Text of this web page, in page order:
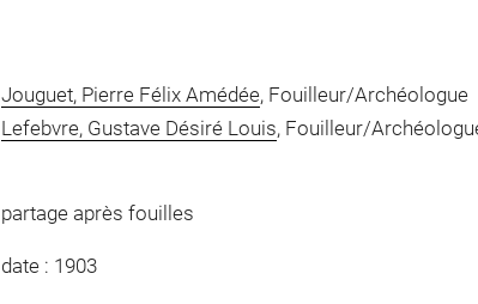
Jouguet, Pierre Félix Amédée, Fouilleur/Archéologue
Lefebvre, Gustave Désiré Louis, Fouilleur/
partage après fouilles
date : 1903